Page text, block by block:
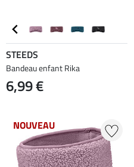
STEEDS
Bandeau enfant Rika
6,99 €
NOUVEAU